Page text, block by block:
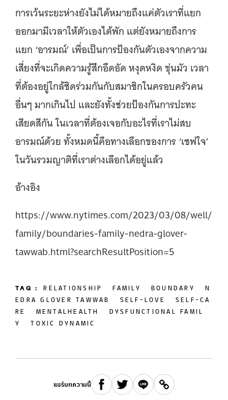
การเว้นระยะห่างยังไม่ได้หมายถึงแค่ตัวเราที่แยก
ออกมามีเวลาให้ตัวเองได้พัก แต่ยังหมายถึงการ
แยก ‘อารมณ์’ เพื่อเป็นการป้องกันตัวเองจากความ
เสี่ยงที่จะเกิดความรู้สึกอึดอัด หงุดหงิด ขุ่นมัว เวลา
ที่ต้องอยู่ใกล้ชิดร่วมกันกับสมาชิกในครอบครัวคน
อื่นๆ มากเกินไป และยังทั้งช่วยป้องกันการปะทะ
เสียดสีกัน ในเวลาที่ต้องเจอกับอะไรที่เราไม่สบ
อารมณ์ด้วย ทั้งหมดนี้คือทางเลือกของการ ‘เซฟใจ’
ในวันรวมญาติที่เราต่างเลือกได้อยู่แล้ว
อ้างอิง
https://www.nytimes.com/2023/03/08/well/
family/boundaries-family-nedra-glover-
tawwab.html?searchResultPosition=5
TAG : RELATIONSHIP FAMILY BOUNDARY N
EDRA GLOVER TAWWAB SELF-LOVE SELF-CA
RE MENTALHEALTH DYSFUNCTIONAL FAMIL
Y TOXIC DYNAMIC
แชร์บทความนี้